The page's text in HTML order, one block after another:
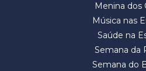
Menina dos
Música nas
Saúde na
Semana da
Semana do